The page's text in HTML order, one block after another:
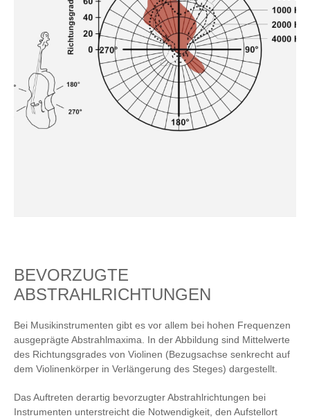
BEVORZUGTE
ABSTRAHLRICHTUNGEN
Bei Musikinstrumenten gibt es vor allem bei hohen Frequenzen
ausgeprägte Abstrahlmaxima. In der Abbildung sind Mittelwerte
des Richtungsgrades von Violinen (Bezugsachse senkrecht auf
dem Violinenkörper in Verlängerung des Steges) dargestellt.
Das Auftreten derartig bevorzugter Abstrahlrichtungen bei
Instrumenten unterstreicht die Notwendigkeit, den Aufstellort